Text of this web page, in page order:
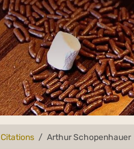
Citations Arthur Schopenhauer